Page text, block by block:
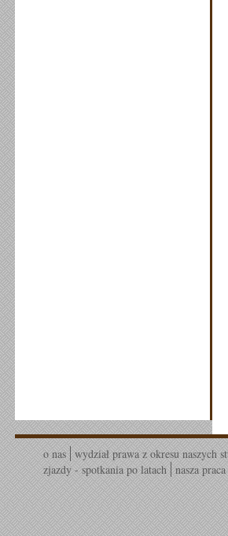
o nas wydział prawa z okresu naszych
zjazdy - spotkania po latach nasza praca